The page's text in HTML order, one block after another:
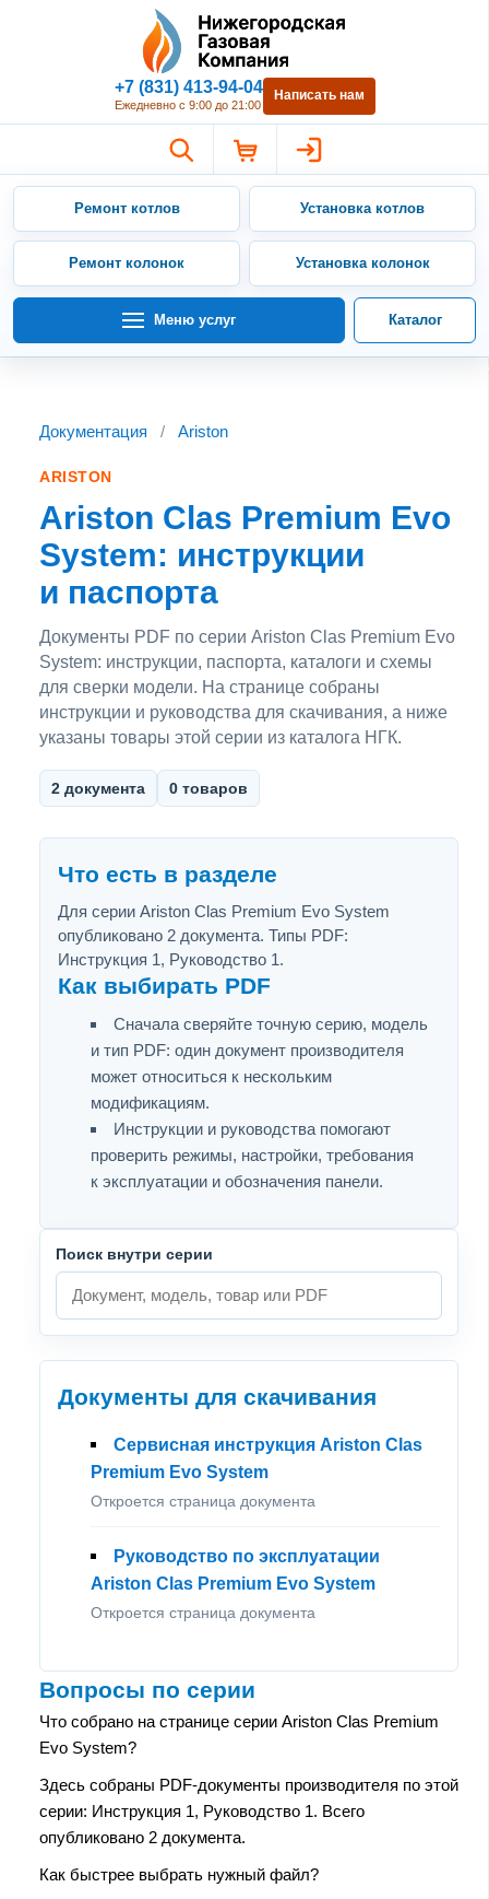
Нижегородская Газовая
+7 (831) 413-94-04
Ежедневно с 9:00 до 21:00
Написать нам
Ремонт котлов Установка котлов
Ремонт колонок Установка колонок
Меню услуг Каталог
Документация / Ariston
ARISTON
Ariston Clas Premium Evo
System: инструкции
и паспорта
Документы PDF по серии Ariston Clas Premium Evo
System: инструкции, паспорта, каталоги и схемы
для сверки модели. На странице собраны
инструкции и руководства для скачивания, а ниже
указаны товары этой серии из каталога НГК.
2 документа 0 товаров
Что есть в разделе
Для серии Ariston Clas Premium Evo System
опубликовано 2 документа. Типы PDF:
Инструкция 1, Руководство 1.
Как выбирать PDF
Сначала сверяйте точную серию, модель
и тип PDF: один документ производителя
может относиться к нескольким
модификациям.
Инструкции и руководства помогают
проверить режимы, настройки, требования
к эксплуатации и обозначения панели.
Поиск внутри серии
Документы для скачивания
Сервисная инструкция Ariston Clas
Premium Evo System
Откроется страница документа
Руководство по эксплуатации
Ariston Clas Premium Evo System
Откроется страница документа
Вопросы по серии
Что собрано на странице серии Ariston Clas Premium
Evo System?
Здесь собраны PDF-документы производителя по этой
серии: Инструкция 1, Руководство 1. Всего
опубликовано 2 документа.
Как быстрее выбрать нужный файл?